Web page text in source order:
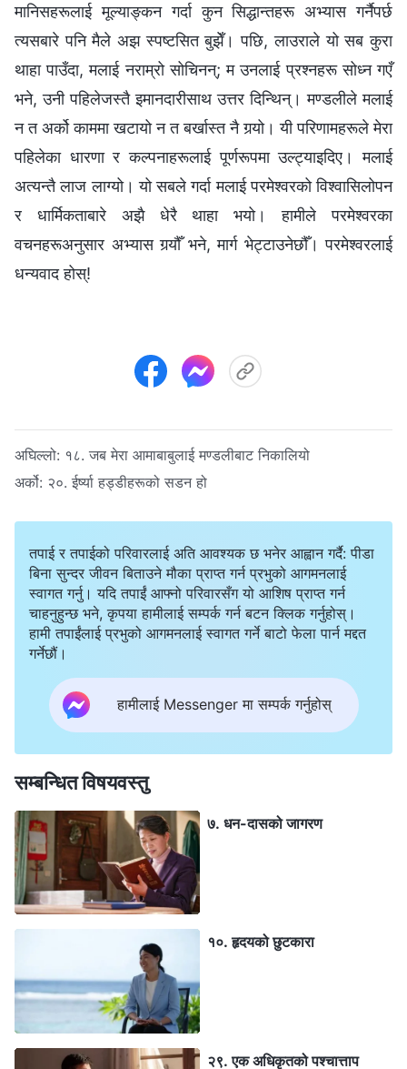
मानिसहरूलाई मूल्याङ्कन गर्दा कुन सिद्धान्तहरू अभ्यास गर्नैपर्छ
त्यसबारे पनि मैले अझ स्पष्टसित बुझेँ। पछि, लाउराले यो सब कुरा
थाहा पाउँदा, मलाई नराम्रो सोचिनन्; म उनलाई प्रश्‍नहरू सोध्‍न गएँ
भने, उनी पहिलेजस्तै इमानदारीसाथ उत्तर दिन्थिन्। मण्डलीले मलाई
न त अर्को काममा खटायो न त बर्खास्त नै गर्‍यो। यी परिणामहरूले मेरा
पहिलेका धारणा र कल्‍पनाहरूलाई पूर्णरूपमा उल्ट्याइदिए। मलाई
अत्यन्तै लाज लाग्यो। यो सबले गर्दा मलाई परमेश्‍वरको विश्‍वासिलोपन
र धार्मिकताबारे अझै धेरै थाहा भयो। हामीले परमेश्‍वरका
वचनहरूअनुसार अभ्यास गर्‍यौँ भने, मार्ग भेट्टाउनेछौँ। परमेश्‍वरलाई
धन्यवाद होस्!
अघिल्लो: १८. जब मेरा आमाबाबुलाई मण्डलीबाट निकालियो
अर्को: २०. ईर्ष्या हड्डीहरूको सडन हो
तपाई र तपाईको परिवारलाई अति आवश्यक छ भनेर आह्वान गर्दै: पीडा
बिना सुन्दर जीवन बिताउने मौका प्राप्त गर्न प्रभुको आगमनलाई
स्वागत गर्नु। यदि तपाईं आफ्नो परिवारसँग यो आशिष प्राप्त गर्न
चाहनुहुन्छ भने, कृपया हामीलाई सम्पर्क गर्न बटन क्लिक गर्नुहोस्।
हामी तपाईंलाई प्रभुको आगमनलाई स्वागत गर्ने बाटो फेला पार्न मद्दत
गर्नेछौं।
हामीलाई Messenger मा सम्पर्क गर्नुहोस्
सम्बन्धित विषयवस्तु
७. धन-दासको जागरण
१०. हृदयको छुटकारा
२९. एक अधिकृतको पश्‍चात्ताप